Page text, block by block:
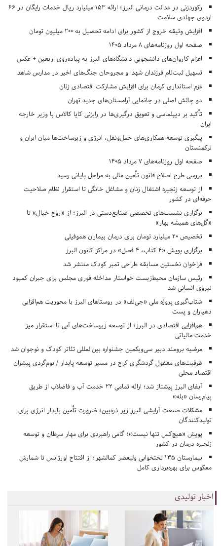
رکوردزنی در عدالت درمانی البرز؛ ارائه ۱۵۳ میلیارد ریال خدمات رایگان در ۶۶
اردوی جهادی سلامت
افزایش وثیقه خروج از کشور برای ادامه تحصیل به ۲۰۰ میلیون تومان
صفحه اول روزنامه‌های 8 مرداد 1405
اعزام کاروان‌های دانشجویی دانشگاه‌های البرز به پیاده‌روی اربعین + عکس
تسهیل ثبت‌نام فرزندان شهدا و مجروحان جنگ‌های اخیر در مدارس شاهد
عزم استانداری کرمان برای افزایش مشارکت اقتصادی زنان
دو چالش اصلی در جانمایی آرامستان‌های جدید تهران
تأکید بر دیپلماسی و تعویق درگیری‌ها در رایزنی کایا کالاس با وزیر خارجه
ایران
پیگیری توسعه همکاری‌های حمل‌ونقل، انرژی و زیرساخت‌ها میان ایران و
ترکمنستان
صفحه اول روزنامه‌های 7 مرداد 1405
بررسی طرح اصلاح قانون تأمین مالی به مراحل پایانی رسید
از توسعه زنجیره اشتغال زنان و مشاغل خانگی تا استقرار نظام صلاحیت
حرفه‌ای در کشور
برگزاری نشست‌های تخصصی صنایع‌دستی در البرز؛ از «روح خیال» تا
«گل‌های همیشه بهار»
تخصیص ۲۰ میلیارد تومان برای درمان بیماران هموفیلی
برگزاری پویش «۴ کتاب، ۴ فصل» در مراکز کانون البرز
فراخوان نخستین مسابقه طراحی تمبر کودک منتشر شد
رئیس سازمان محیط‌زیست خواستار مداخله فوری مجلس برای جبران کمبود
نیروی انسانی شد
شتاب‌گیری پروژه ملی «جی‌نف» در روستاهای البرز با محوریت هم‌افزایی
دهیاران و پست
هم‌افزایی اقتصادی در البرز؛ از توسعه زیرساخت‌های آبی تا استقرار میز
خدمت مالیاتی
مرضیه برومند دبیر سی‌ویکمین جشنواره بین‌المللی تئاتر کودک و نوجوان شد
ظرفیت‌های مغفول گردشگری کرج در مسیر توسعه پایدار / بوم‌گردی پیشران
اقتصاد محلی
آبفای البرز پیشتاز شد؛ ارائه تمامی ۲۲ خدمت آب و فاضلاب از طریق
پیام‌رسان «بله»
مشکلات صنعت آرایشی البرز زیر ذره‌بین؛ ضرورت تأمین پایدار انرژی برای
تولیدکنندگان
پویش «هیچ‌کس تنها نیست»؛ گامی راهبردی برای مهار سرطان و توسعه
زنجیره درمان در کشور
بیمارستان ۱۳۵ تختخوابی ولیعصر کمالشهر؛ از افتتاح اورژانس تا شمارش
معکوس برای بهره‌برداری کامل
اخبار تولیدی